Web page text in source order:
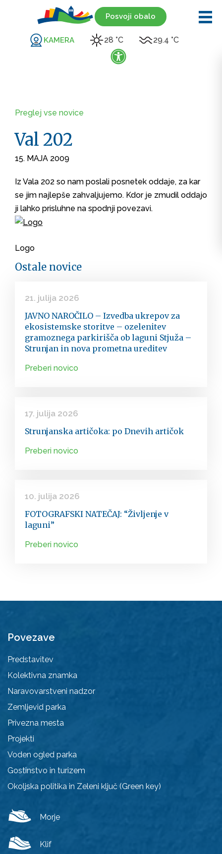
Posvoji obalo
KAMERA 28 °C 29.4 °C
Preglej vse novice
Val 202
15. MAJA 2009
Iz Vala 202 so nam poslali posnetek oddaje, za kar
se jim najlepše zahvaljujemo. Kdor je zmudil oddajo
ji lahko prisluhne na spodnji povezavi.
Logo
Ostale novice
21. julija 2026
JAVNO NAROČILO – Izvedba ukrepov za
ekosistemske storitve – ozelenitev
gramoznega parkirišča ob laguni Stjuža –
Strunjan in nova prometna ureditev
Preberi novico
17. julija 2026
Strunjanska artičoka: po Dnevih artičok
Preberi novico
10. julija 2026
FOTOGRAFSKI NATEČAJ: “Življenje v
laguni”
Preberi novico
Povezave
Predstavitev
Kolektivna znamka
Naravovarstveni nadzor
Zemljevid parka
Privezna mesta
Projekti
Voden ogled parka
Gostinstvo in turizem
Okoljska politika in Zeleni ključ (Green key)
Morje
Klif